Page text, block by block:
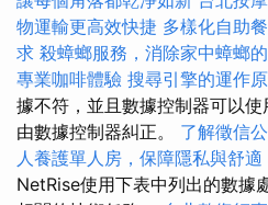
物運輸更高效快捷 多樣化自助
求 殺蟑螂服務，消除家中蟑螂
專業咖啡體驗 搜尋引擎的運作
據不符，並且數據控制器可以
由數據控制器糾正。 了解徵信
人養護單人房，保障隱私與舒適
NetRise使用下表中列出的數據